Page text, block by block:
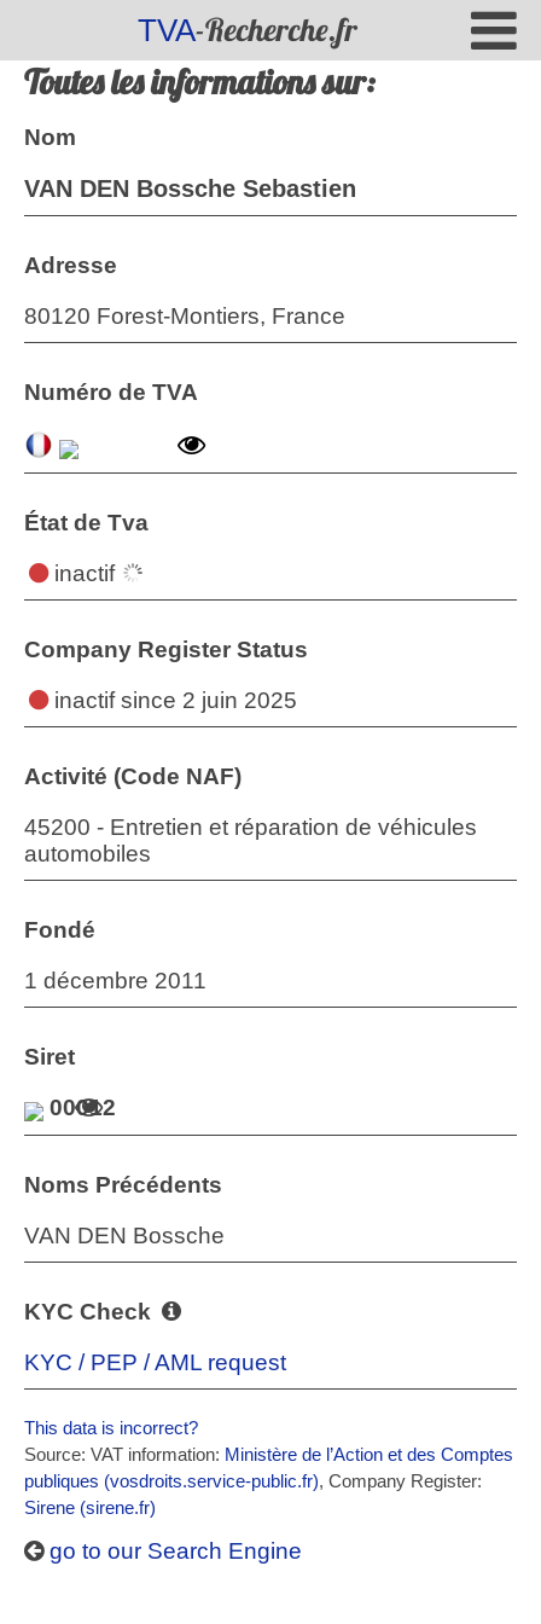
TVA-Recherche.fr
Toutes les informations sur:
Nom
VAN DEN Bossche Sebastien
Adresse
80120 Forest-Montiers, France
Numéro de TVA
État de Tva
inactif
Company Register Status
inactifsince 2 juin 2025
Activité (Code NAF)
45200 - Entretien et réparation de véhicules
automobiles
Fondé
1 décembre 2011
Siret
00012
Noms Précédents
VAN DEN Bossche
KYC Check
KYC / PEP / AML request
This data is incorrect?
Source: VAT information: Ministère de l’Action et des Comptes
publiques (vosdroits.service-public.fr), Company Register:
Sirene (sirene.fr)
go to our Search Engine